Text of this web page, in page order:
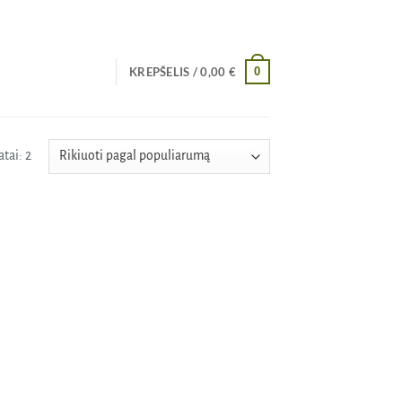
KREPŠELIS /0,00 € 0
2Rūšiuojama
pagal